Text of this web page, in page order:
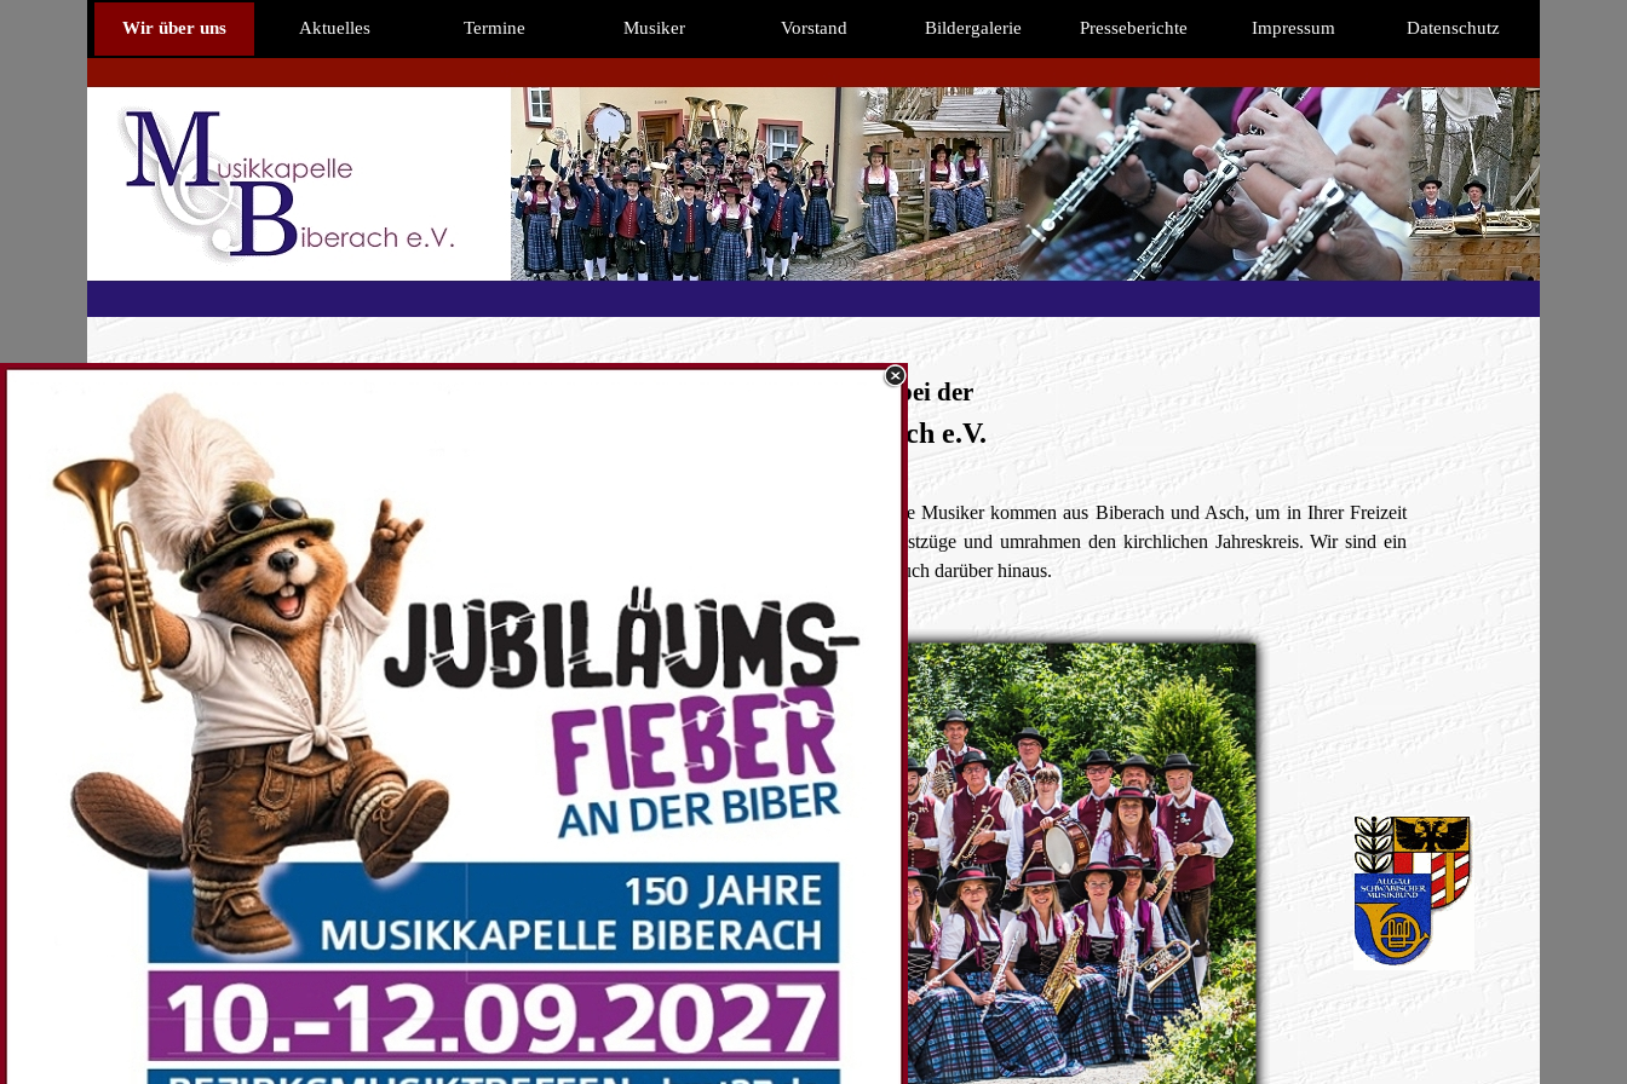
Direkt zum Seiteninhalt
Wir über uns Aktuelles Termine Musiker ▼
Vorstand ▼
Bildergalerie Presseberichte Impressum Datenschutz
Herzlich willkommen bei der
Musikkapelle Biberach e.V.
Die Musikkapelle Biberach ist eine Blaskapelle mit einem vielfältigen Repertoire. Unsere Musiker kommenaus Biberach und Asch, um in Ihrer Freizeit
zusammen zu musizieren. Mit ca. 40 Musikern gestalten wir Konzerte, Vereinsfeste, Festzüge und umrahmen den kirchlichen Jahreskreis. Wir sind ein
fester Bestandteil des kulturellen Lebens in der Gemeinde Roggenburg, im Bibertal und auch darüber hinaus.